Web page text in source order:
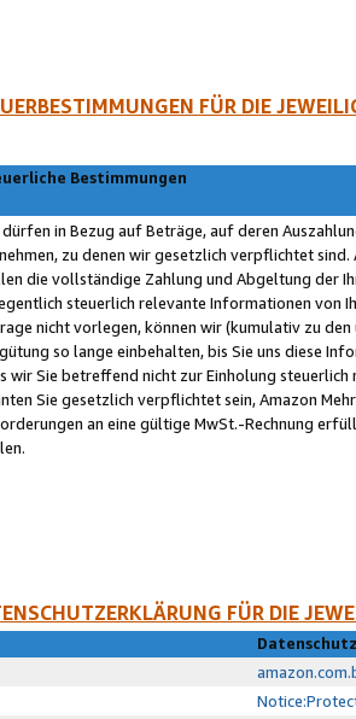
FÜR DIE
Bestimmungen
in Bezug auf Beträge, auf deren
zu denen wir gesetzlich verpflichtet
die vollständige Zahlung und Abgeltung der
steuerlich relevante Informationen von
nicht vorlegen, können wir (kumulativ zu
so lange einbehalten, bis Sie uns diese
wir Sie betreffend nicht zur Einholung
Sie gesetzlich verpflichtet sein, Amazon
an eine gültige MwSt.-Rechnung
FÜR DIE